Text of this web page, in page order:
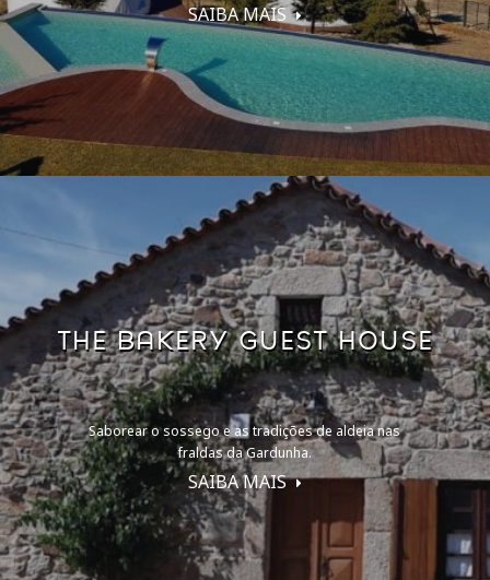
SAIBA MAIS
THE BAKERY GUEST HOUSE
Saborear o sossego e as tradições de aldeia nas
fraldas da Gardunha.
SAIBA MAIS